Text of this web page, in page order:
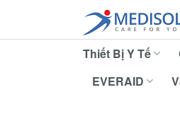
content
Thiết Bị Y Tế
EVERAID